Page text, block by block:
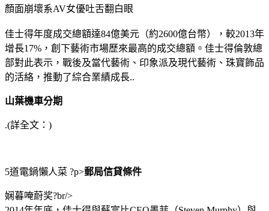
顏面崩壞系AV女優吐舌翻白眼
佳士得年度成交總額達84億美元（約2600億台幣），較2013年
增長17%，創下藝術市場歷來最高的成交總額。佳士得倫敦總
部對此表示，戰後及當代藝術、印象派及現代藝術、珠寶飾品
的活絡，推動了綜合業績成長..
山葉機車分期
.(詳全文：)
5道電鍋懶人菜 ?p>郵局信貸條件
娴暮唵蔚奖?br/>